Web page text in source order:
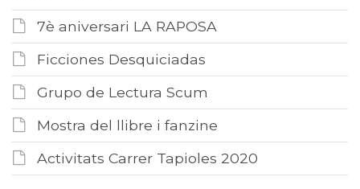
7è aniversari LA RAPOSA
Ficciones Desquiciadas
Grupo de Lectura Scum
Mostra del llibre i fanzine
Activitats Carrer Tapioles 2020